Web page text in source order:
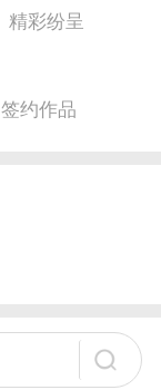
精彩纷呈
签约作品